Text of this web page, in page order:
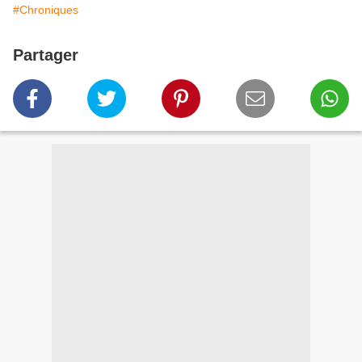
#Chroniques
Partager